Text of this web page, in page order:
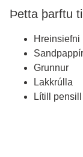
Þetta þarftu
Hreinsiefni
Sandpappír
Grunnur
Lakkrúlla
Lítill pensill